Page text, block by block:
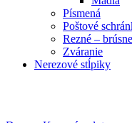
Písmená
Poštové
Rezné –
Zváranie
Nerezové stĺpiky